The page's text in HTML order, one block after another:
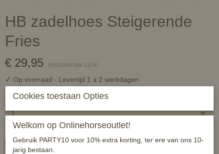
HB zadelhoes Steigerende
Fries
€ 29,95 (inclusief btw 21%)
✓ Op voorraad - Levertijd 1 a 2 werkdagen
Aantal
In winkelwagen
Cookies toestaan Opties
Welkom op Onlinehorseoutlet!
Gebruik PARTY10 voor 10% extra korting, ter ere van ons 10-
jarig bestaan.